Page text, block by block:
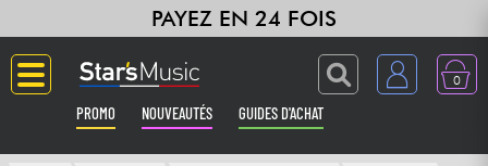
PAYEZ EN 24 FOIS
0
PROMO NOUVEAUTÉS GUIDES D'ACHAT